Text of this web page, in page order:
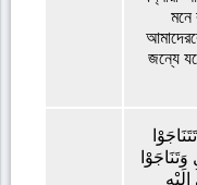
মনে
জন্যে